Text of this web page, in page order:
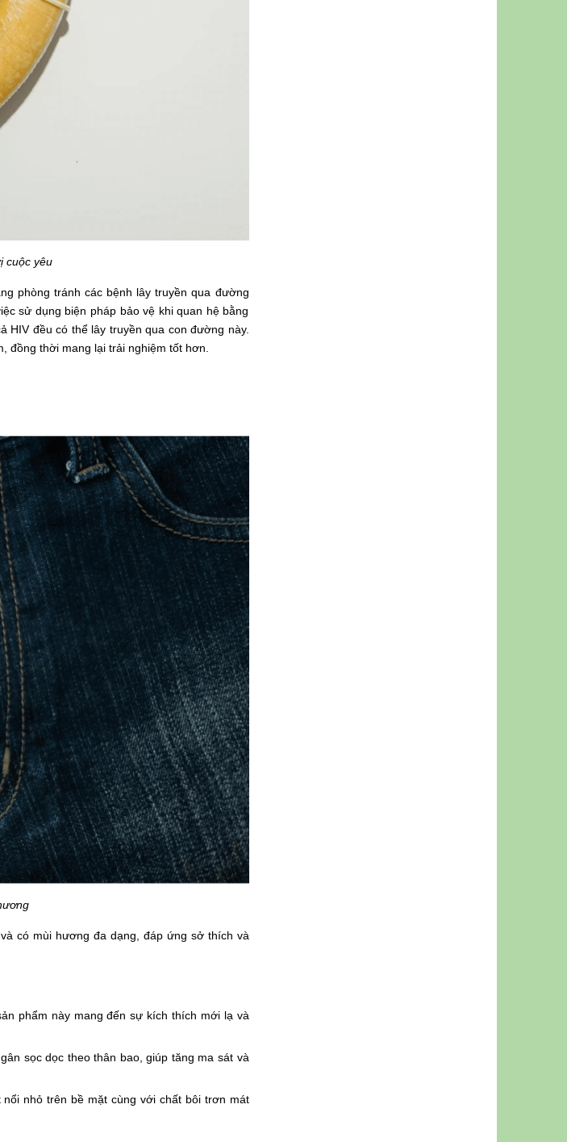
cuộc yêu
phòng tránh các bệnh lây truyền qua đường
sử dụng biện pháp bảo vệ khi quan hệ bằng
HIV đều có thể lây truyền qua con đường này.
đồng thời mang lại trải nghiệm tốt hơn.
có mùi hương đa dạng, đáp ứng sở thích và
phẩm này mang đến sự kích thích mới lạ và
sọc dọc theo thân bao, giúp tăng ma sát và
nhỏ trên bề mặt cùng với chất bôi trơn mát